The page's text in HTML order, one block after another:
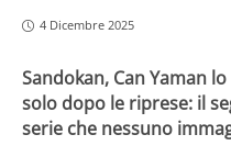
4 Dicembre 2025
Sandokan, Can Yaman
solo dopo le riprese: il
serie che nessuno